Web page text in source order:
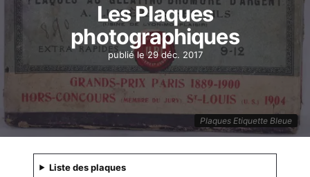
Les Plaques
photographiques
publié le29 déc. 2017
Plaques Etiquette Bleue
Liste des plaques